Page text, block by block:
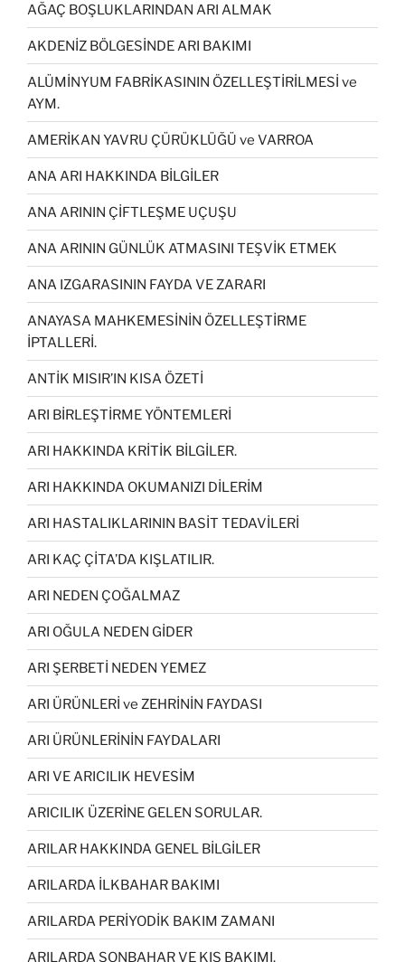
AĞAÇ BOŞLUKLARINDAN ARI ALMAK
AKDENİZ BÖLGESİNDE ARI BAKIMI
ALÜMİNYUM FABRİKASININ ÖZELLEŞTİRİLMESİ ve
AYM.
AMERİKAN YAVRU ÇÜRÜKLÜĞÜ ve VARROA
ANA ARI HAKKINDA BİLGİLER
ANA ARININ ÇİFTLEŞME UÇUŞU
ANA ARININ GÜNLÜK ATMASINI TEŞVİK ETMEK
ANA IZGARASININ FAYDA VE ZARARI
ANAYASA MAHKEMESİNİN ÖZELLEŞTİRME
İPTALLERİ.
ANTİK MISIR’IN KISA ÖZETİ
ARI BİRLEŞTİRME YÖNTEMLERİ
ARI HAKKINDA KRİTİK BİLGİLER.
ARI HAKKINDA OKUMANIZI DİLERİM
ARI HASTALIKLARININ BASİT TEDAVİLERİ
ARI KAÇ ÇİTA’DA KIŞLATILIR.
ARI NEDEN ÇOĞALMAZ
ARI OĞULA NEDEN GİDER
ARI ŞERBETİ NEDEN YEMEZ
ARI ÜRÜNLERİ ve ZEHRİNİN FAYDASI
ARI ÜRÜNLERİNİN FAYDALARI
ARI VE ARICILIK HEVESİM
ARICILIK ÜZERİNE GELEN SORULAR.
ARILAR HAKKINDA GENEL BİLGİLER
ARILARDA İLKBAHAR BAKIMI
ARILARDA PERİYODİK BAKIM ZAMANI
ARILARDA SONBAHAR VE KIŞ BAKIMI.